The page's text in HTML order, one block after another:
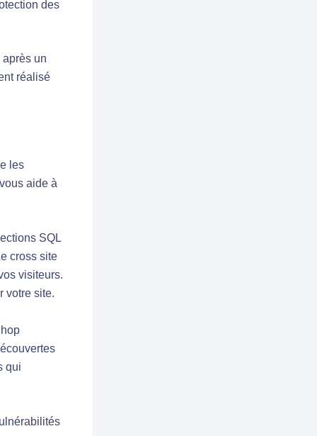
des
un
réalisé
les
aide à
SQL
cross site
visiteurs.
votre site.
qui